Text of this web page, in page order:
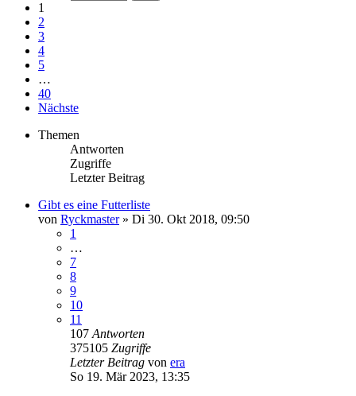
1
2
3
4
5
…
40
Nächste
Themen
Antworten
Zugriffe
Letzter Beitrag
Gibt es eine Futterliste
von Ryckmaster» Di 30. Okt 2018, 09:50
1
…
7
8
9
10
11
107 Antworten
375105 Zugriffe
Letzter Beitrag von era
So 19. Mär 2023, 13:35